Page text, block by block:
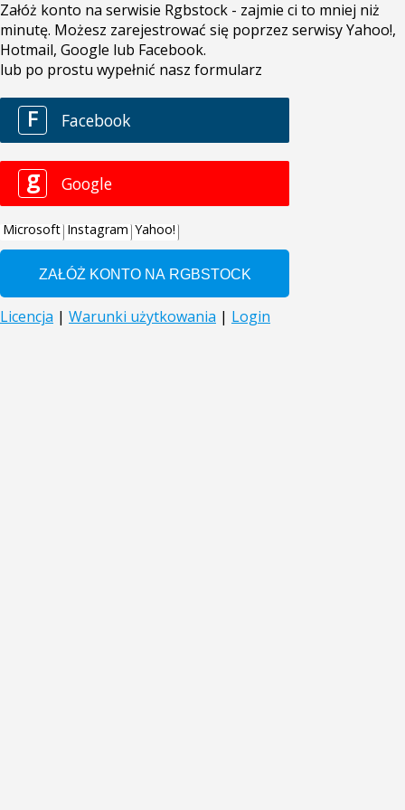
Załóż konto na serwisie Rgbstock - zajmie ci to mniej niż
minutę. Możesz zarejestrować się poprzez serwisy Yahoo!,
Hotmail, Google lub Facebook.
lub po prostu wypełnić nasz formularz
F Facebook
g Google
Microsoft Instagram Yahoo!
Licencja | Warunki użytkowania | Login